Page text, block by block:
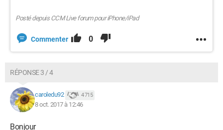
Posté depuis CCM Live forum pour iPhone/iPad
Commenter 0
RÉPONSE 3 / 4
caroledu92 4 715
8 oct. 2017 à 12:46
Bonjour